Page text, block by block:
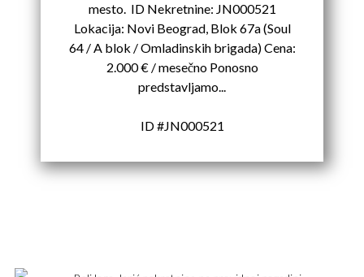
mesto. ID Nekretnine: JN000521
Lokacija: Novi Beograd, Blok 67a (Soul
64 / A blok / Omladinskih brigada) Cena:
2.000 € / mesečno Ponosno
predstavljamo...
ID #JN000521